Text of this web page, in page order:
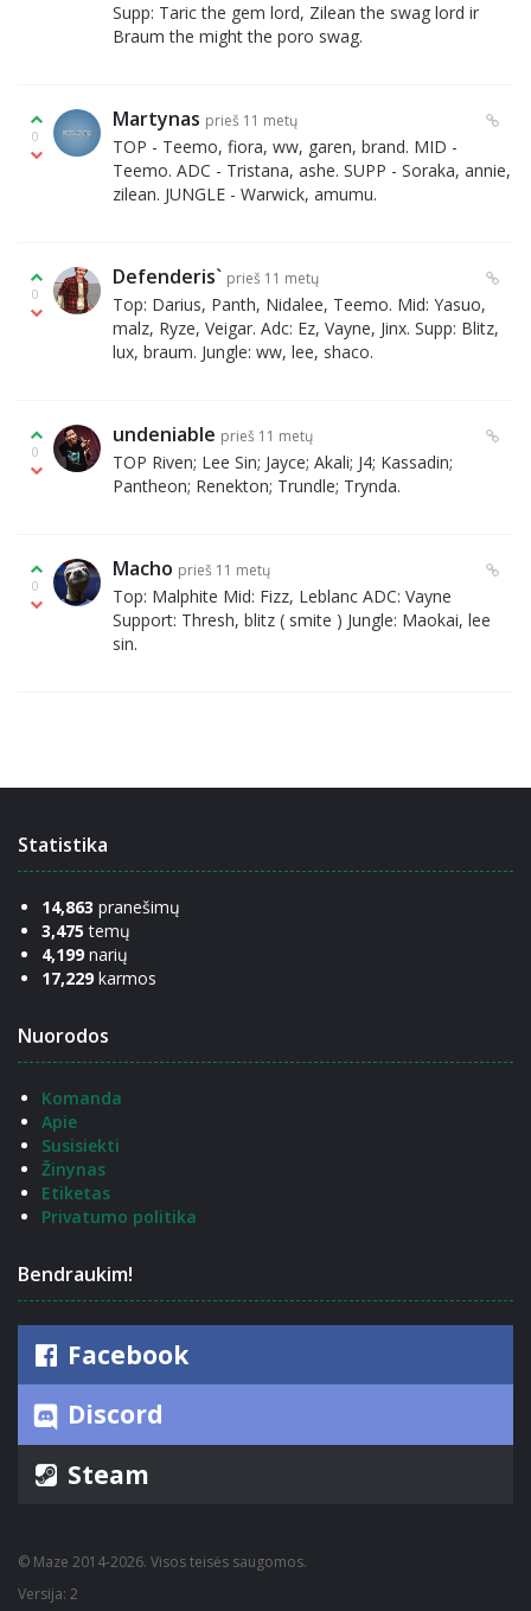
Supp: Taric the gem lord, Zilean the swag lord ir
Braum the might the poro swag.
0
Martynas prieš 11 metų
TOP - Teemo, fiora, ww, garen, brand. MID -
Teemo. ADC - Tristana, ashe. SUPP - Soraka, annie,
zilean. JUNGLE - Warwick, amumu.
0
Defenderis` prieš 11 metų
Top: Darius, Panth, Nidalee, Teemo. Mid: Yasuo,
malz, Ryze, Veigar. Adc: Ez, Vayne, Jinx. Supp: Blitz,
lux, braum. Jungle: ww, lee, shaco.
0
undeniable prieš 11 metų
TOP Riven; Lee Sin; Jayce; Akali; J4; Kassadin;
Pantheon; Renekton; Trundle; Trynda.
0
Macho prieš 11 metų
Top: Malphite Mid: Fizz, Leblanc ADC: Vayne
Support: Thresh, blitz ( smite ) Jungle: Maokai, lee
sin.
Statistika
14,863 pranešimų
3,475 temų
4,199 narių
17,229 karmos
Nuorodos
Komanda
Apie
Susisiekti
Žinynas
Etiketas
Privatumo politika
Bendraukim!
Facebook
Discord
Steam
© Maze 2014-2026. Visos teisės saugomos.
Versija: 2